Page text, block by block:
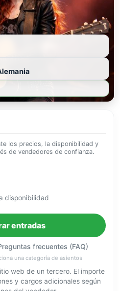
los precios, la disponibilidad y
de vendedores de confianza.
disponibilidad
entradas
frecuentes (FAQ)
una categoría de asientos
web de un tercero. El importe
y cargos adicionales según